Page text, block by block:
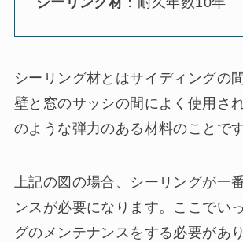
シーリング材とはサイディングの
壁と窓のサッシの間によく使用さ
のような弾力のある材料のことです
上記の図の場合、シーリングが一
ンスが必要になります。ここでい
グのメンテナンスをする必要があ